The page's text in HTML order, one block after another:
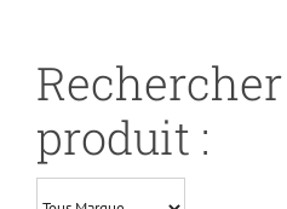
produit :